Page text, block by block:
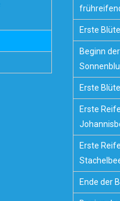
Erste
Beginn
Erste
Erste
Erste
Ende der